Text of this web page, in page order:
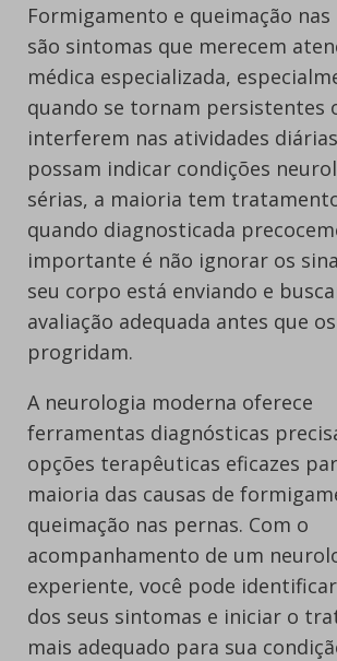
Formigamento e queimação nas
são sintomas que merecem
médica especializada,
quando se tornam persistentes
interferem nas atividades
possam indicar condições
sérias, a maioria tem
quando diagnosticada
importante é não ignorar os
seu corpo está enviando e
avaliação adequada antes que
progridam.
A neurologia moderna oferece
ferramentas diagnósticas
opções terapêuticas eficazes
maioria das causas de
queimação nas pernas. Com o
acompanhamento de um
experiente, você pode
dos seus sintomas e iniciar o
mais adequado para sua